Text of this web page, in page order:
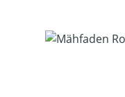
Bildergalerie